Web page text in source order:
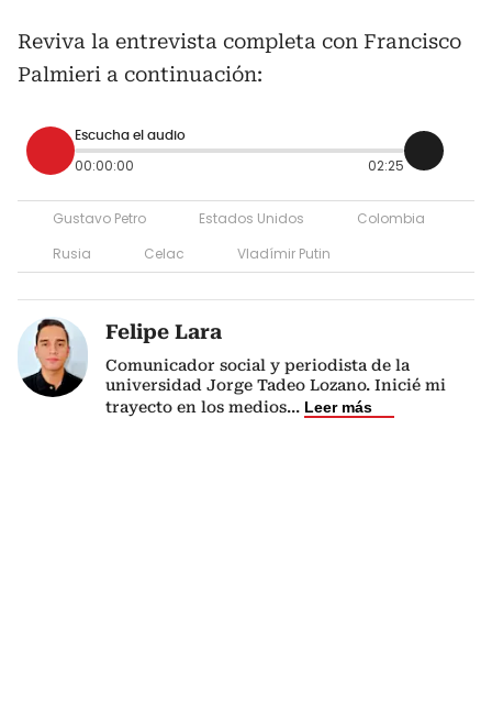
Reviva la entrevista completa con Francisco
Palmieri a continuación:
Escucha el audio
00:00:00 02:25
Gustavo Petro Estados Unidos
Colombia
Rusia
Celac Vladímir Putin
Felipe Lara
Comunicador social y periodista de la
universidad Jorge Tadeo Lozano. Inicié mi
trayecto en los medios... Leer más